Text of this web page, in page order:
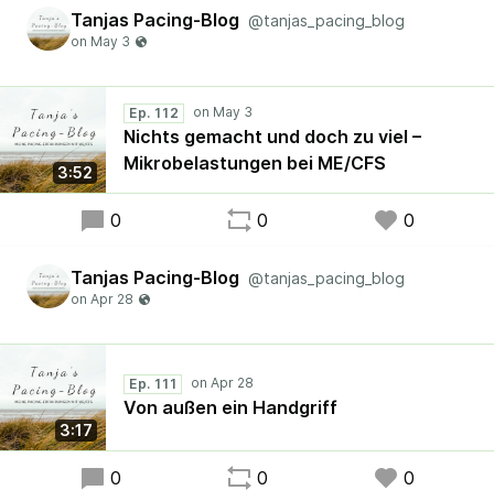
Tanjas Pacing-Blog @tanjas_pacing_blog
3:52
Ep. 112
Nichts gemacht und doch zu viel –
Mikrobelastungen bei ME/CFS
0 0 0
Tanjas Pacing-Blog @tanjas_pacing_blog
3:17
Ep. 111
Von außen ein Handgriff
0 0 0